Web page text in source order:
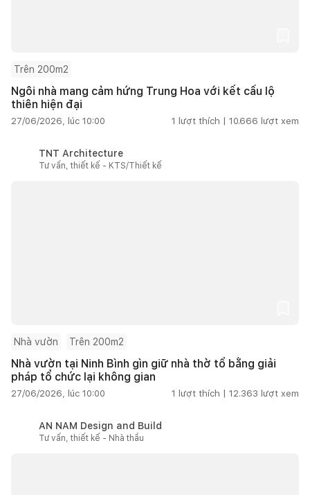
Trên 200m2
Ngôi nhà mang cảm hứng Trung Hoa với kết cấu lộ
thiên hiện đại
27/06/2026, lúc 10:00 1 lượt thích | 10.666 lượt xem
TNT Architecture
Tư vấn, thiết kế - KTS/Thiết kế
Nhà vườn Trên 200m2
Nhà vườn tại Ninh Bình gìn giữ nhà thờ tổ bằng giải
pháp tổ chức lại không gian
27/06/2026, lúc 10:00 1 lượt thích | 12.363 lượt xem
AN NAM Design and Build
Tư vấn, thiết kế - Nhà thầu